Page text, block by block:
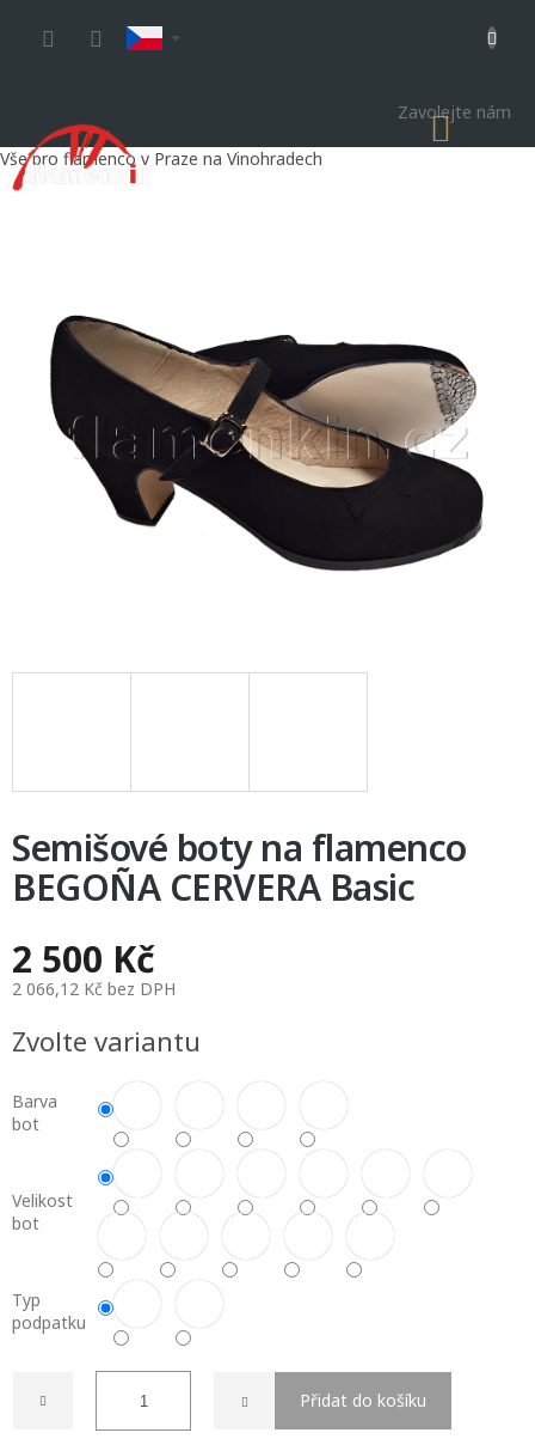
Zavolejte nám
Vše pro flamenco v Praze na Vinohradech
KOŠÍK
Semišové boty na flamenco
BEGOÑA CERVERA Basic
2 500 Kč
2 066,12 Kč bez DPH
cena:
Zvolte variantu
Barva
bot
Velikost
bot
Typ
podpatku
Přidat do košíku